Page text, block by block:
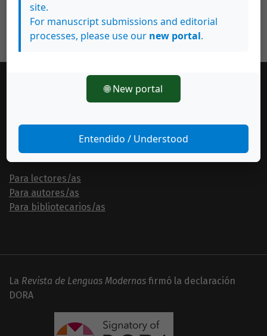
Enviar un artículo
Información
Para lectores/as
Para autores/as
Para bibliotecarios/as
La Revista de Lenguas Modernas firmó la declaración
DORA
site.
For manuscript submissions and editorial
processes, please use our new portal.
🌐 New portal
Entendido / Understood